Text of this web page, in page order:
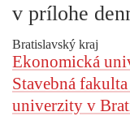
v prílohe
Bratislavský kraj
Ekonomická
Stavebná
univerzity v